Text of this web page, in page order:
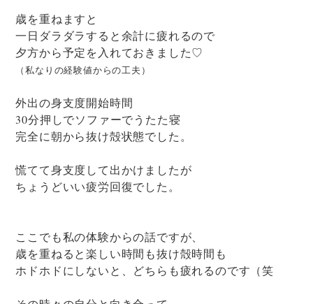
歳を重ねますと
一日ダラダラすると余計に疲れるので
夕方から予定を入れておきました♡
（私なりの経験値からの工夫）
外出の身支度開始時間
30分押しでソファーでうたた寝
完全に朝から抜け殻状態でした。
慌てて身支度して出かけましたが
ちょうどいい疲労回復でした。
ここでも私の体験からの話ですが、
歳を重ねると楽しい時間も抜け殻時間も
ホドホドにしないと、どちらも疲れるのです（笑